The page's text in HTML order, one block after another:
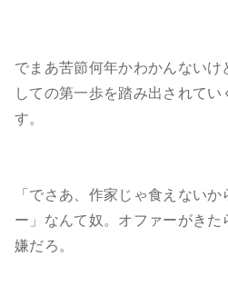
でまあ苦節何年かわかんないけ
しての第一歩を踏み出されて
す。
「でさあ、作家じゃ食えない
ー」なんて奴。オファーがき
嫌だろ。